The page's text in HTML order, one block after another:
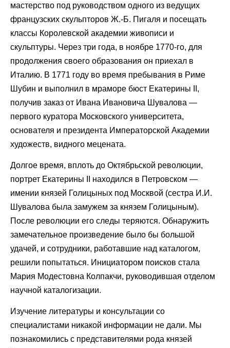
мастерство под руководством одного из ведущих
французских скульпторов Ж.-Б. Пигаля и посещать
классы Королевской академии живописи и
скульптуры. Через три года, в ноябре 1770-го, для
продолжения своего образования он приехал в
Италию. В 1771 году во время пребывания в Риме
Шубин и выполнил в мраморе бюст Екатерины II,
получив заказ от Ивана Ивановича Шувалова —
первого куратора Московского университета,
основателя и президента Императорской Академии
художеств, видного мецената.
Долгое время, вплоть до Октябрьской революции,
портрет Екатерины II находился в Петровском —
имении князей Голицыных под Москвой (сестра И.И.
Шувалова была замужем за князем Голицыным).
После революции его следы теряются. Обнаружить
замечательное произведение было бы большой
удачей, и сотрудники, работавшие над каталогом,
решили попытаться. Инициатором поисков стала
Мария Модестовна Колпакчи, руководившая отделом
научной каталогизации.
Изучение литературы и консультации со
специалистами никакой информации не дали. Мы
познакомились с представителями рода князей